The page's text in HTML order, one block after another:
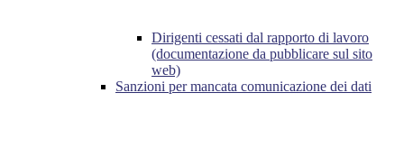
Dirigenti cessati dal rapporto di lavoro
(documentazione da pubblicare sul sito
web)
Sanzioni per mancata comunicazione dei dati